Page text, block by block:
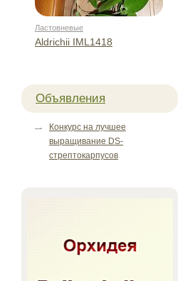
Ластовневые
Aldrichii IML1418
Объявления
Конкурс на лучшее
выращивание DS-
стрептокарпусов